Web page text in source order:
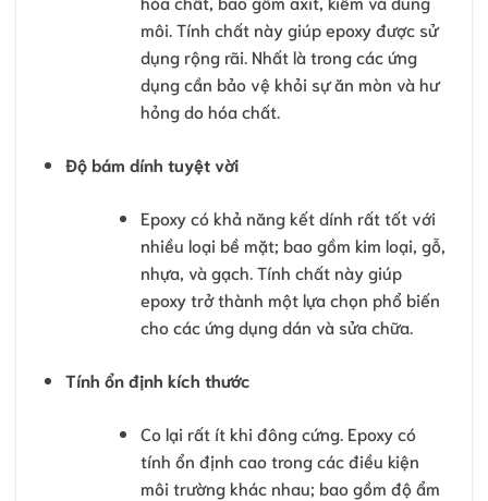
môi. Tính chất này giúp epoxy được sử
dụng rộng rãi. Nhất là trong các ứng
dụng cần bảo vệ khỏi sự ăn mòn và hư
hỏng do hóa chất.
Độ bám dính tuyệt vời
Epoxy có khả năng kết dính rất tốt với
nhiều loại bề mặt; bao gồm kim loại, gỗ,
nhựa, và gạch. Tính chất này giúp
epoxy trở thành một lựa chọn phổ biến
cho các ứng dụng dán và sửa chữa.
Tính ổn định kích thước
Co lại rất ít khi đông cứng. Epoxy có
tính ổn định cao trong các điều kiện
môi trường khác nhau; bao gồm độ ẩm